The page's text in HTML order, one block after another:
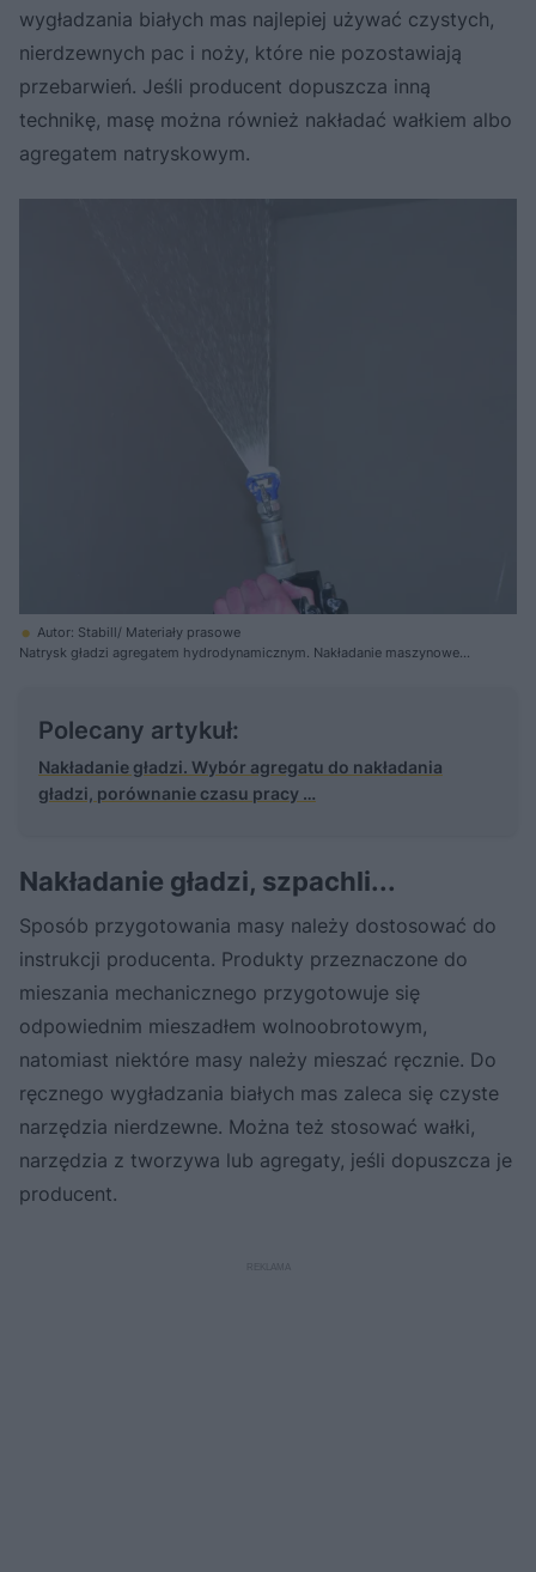
wygładzania białych mas najlepiej używać czystych,
nierdzewnych pac i noży, które nie pozostawiają
przebarwień. Jeśli producent dopuszcza inną
technikę, masę można również nakładać wałkiem albo
agregatem natryskowym.
Autor: Stabill/ Materiały prasowe
Natrysk gładzi agregatem hydrodynamicznym. Nakładanie maszynowe
Polecany artykuł:
Nakładanie gładzi. Wybór agregatu do nakładania
gładzi, porównanie czasu pracy …
Nakładanie gładzi, szpachli...
Sposób przygotowania masy należy dostosować do
instrukcji producenta. Produkty przeznaczone do
mieszania mechanicznego przygotowuje się
odpowiednim mieszadłem wolnoobrotowym,
natomiast niektóre masy należy mieszać ręcznie. Do
ręcznego wygładzania białych mas zaleca się czyste
narzędzia nierdzewne. Można też stosować wałki,
narzędzia z tworzywa lub agregaty, jeśli dopuszcza je
producent.